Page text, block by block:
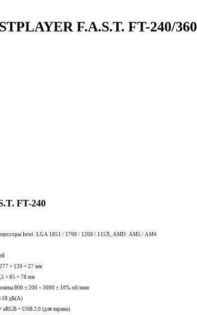
F.A.S.T. FT-240/360
FT-240
Intel: LGA 1851 / 1700 / 1200 / 115X, AMD: AM5 / AM4
× 120 × 27 мм
× 85 × 78 мм
800 ± 200 ~ 3000 ± 10% об/мин
18 дБ(А)
+ USB 2.0 (для экрана)